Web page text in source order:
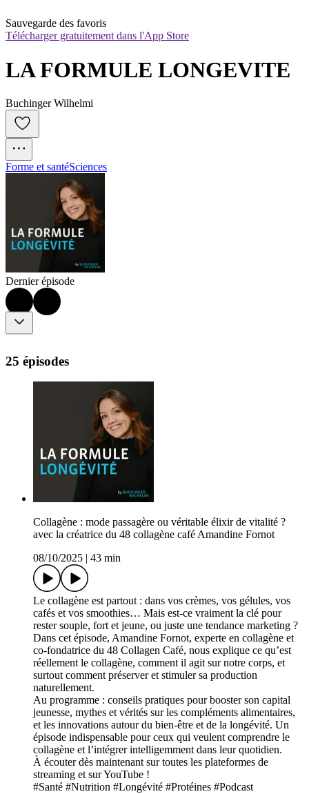
Sauvegarde des favoris
Télécharger gratuitement dans l'App Store
LA FORMULE LONGEVITE
Buchinger Wilhelmi
Forme et santéSciences
Dernier épisode
25 épisodes
Collagène : mode passagère ou véritable élixir de vitalité ?
avec la créatrice du 48 collagène café Amandine Fornot
08/10/2025
43 min
Le collagène est partout : dans vos crèmes, vos gélules, vos
cafés et vos smoothies… Mais est-ce vraiment la clé pour
rester souple, fort et jeune, ou juste une tendance marketing ?
Dans cet épisode, Amandine Fornot, experte en collagène et
co-fondatrice du 48 Collagen Café, nous explique ce qu’est
réellement le collagène, comment il agit sur notre corps, et
surtout comment préserver et stimuler sa production
naturellement.
Au programme : conseils pratiques pour booster son capital
jeunesse, mythes et vérités sur les compléments alimentaires,
et les innovations autour du bien-être et de la longévité. Un
épisode indispensable pour ceux qui veulent comprendre le
collagène et l’intégrer intelligemment dans leur quotidien.
À écouter dès maintenant sur toutes les plateformes de
streaming et sur YouTube !
#Santé #Nutrition #Longévité #Protéines #Podcast